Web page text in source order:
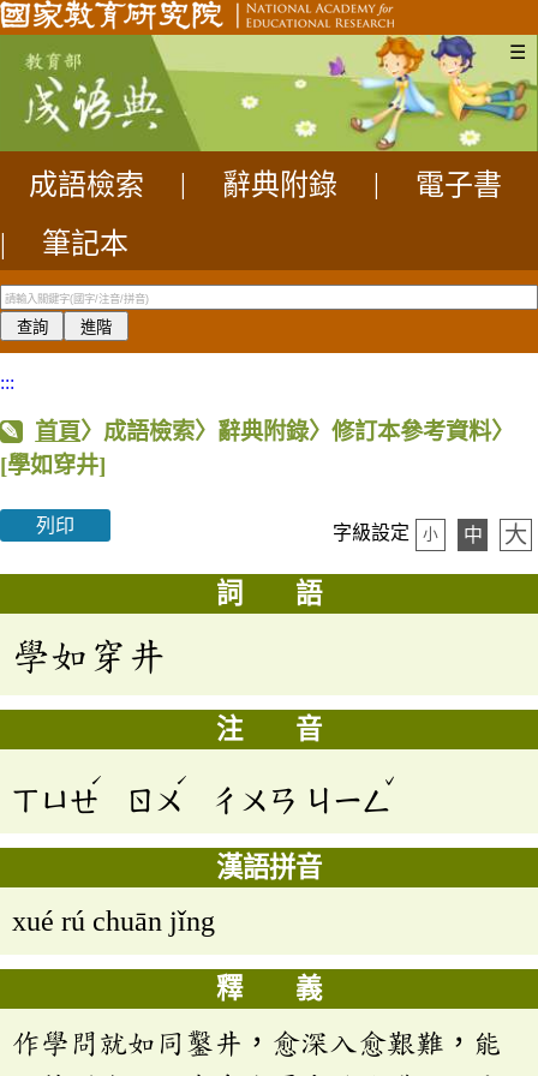
☰
成語檢索 辭典附錄
電子書
|
筆記本
:::
首頁〉成語檢索〉辭典附錄〉修訂本參考資料〉
[學如穿井]
列印 字級設定 小 中 大
詞 語
學如穿井
注 音
ㄒㄩㄝ
ˊ
ㄖㄨ
ˊ
ㄔㄨㄢ ㄐㄧㄥ
ˇ
漢語拼音
xué rú chuān jǐng
釋 義
作學問就如同鑿井，愈深入愈艱難，能